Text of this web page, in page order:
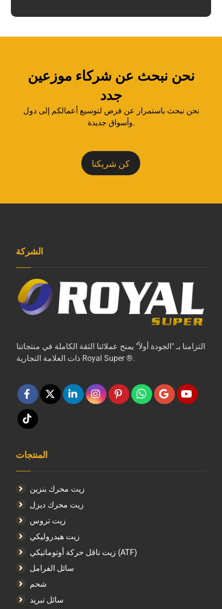
نحن نبحث عن شركاء موزعين
جدد
نحن نبحث باستمرار عن فرص لتوسيع أعمالكم إلى دول
وأسواق جديدة.
كن شريكنا
الشركة
التزامنا بـ "الجودة أولاً" يمنح عملائنا الثقة الكاملة في منتجاتنا
ذات العلامة التجارية Royal Super ®.
المنتجات
زيت محرك بنزين
زيت محرك ديزل
زيت تروس
زيت هيدروليكي
زيت ناقل حركة أوتوماتيكي (ATF)
سائل الفرامل
شحم
سائل تبريد